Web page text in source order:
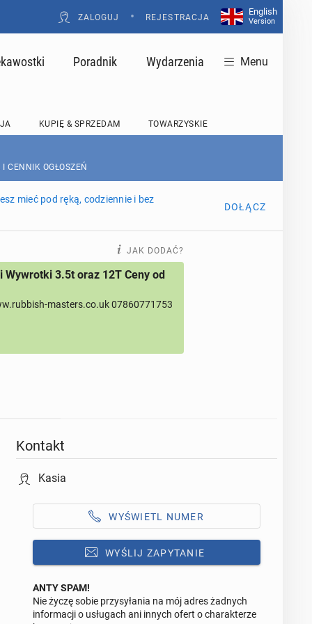
ZALOGUJ • REJESTRACJA
English
Version
Poradnik Wydarzenia Menu
KUPIĘ & SPRZEDAM TOWARZYSKIE
I CENNIK OGŁOSZEŃ
mieć pod ręką, codziennie i bez
DOŁĄCZ
JAK DODAĆ?
Wywrotki 3.5t oraz 12T Ceny od
masters.co.uk 07860771753
Kontakt
Kasia
WYŚWIETL NUMER
WYŚLIJ ZAPYTANIE
Odpowiedz na ofertę tego ogłoszenia
ANTY SPAM!
Nie życzę sobie przysyłania na mój adres żadnych
informacji o usługach ani innych ofert o charakterze